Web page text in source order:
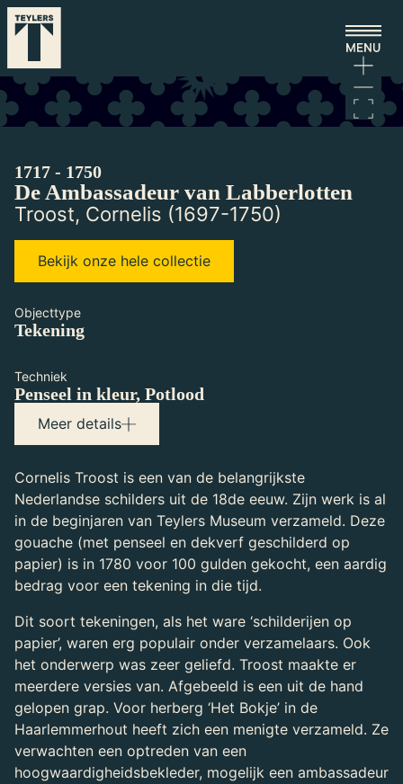
Laden...
1717 - 1750
De Ambassadeur van Labberlotten
Troost, Cornelis (1697-1750)
Bekijk onze hele collectie
Objecttype
Tekening
Techniek
Penseel in kleur, Potlood
Tekenaar
Meer details
Cornelis Troost is een van de belangrijkste
Nederlandse schilders uit de 18de eeuw. Zijn werk is al
in de beginjaren van Teylers Museum verzameld. Deze
gouache (met penseel en dekverf geschilderd op
papier) is in 1780 voor 100 gulden gekocht, een aardig
bedrag voor een tekening in die tijd.
Dit soort tekeningen, als het ware ‘schilderijen op
papier’, waren erg populair onder verzamelaars. Ook
het onderwerp was zeer geliefd. Troost maakte er
meerdere versies van. Afgebeeld is een uit de hand
gelopen grap. Voor herberg ‘Het Bokje’ in de
Haarlemmerhout heeft zich een menigte verzameld. Ze
verwachten een optreden van een
hoogwaardigheidsbekleder, mogelijk een ambassadeur